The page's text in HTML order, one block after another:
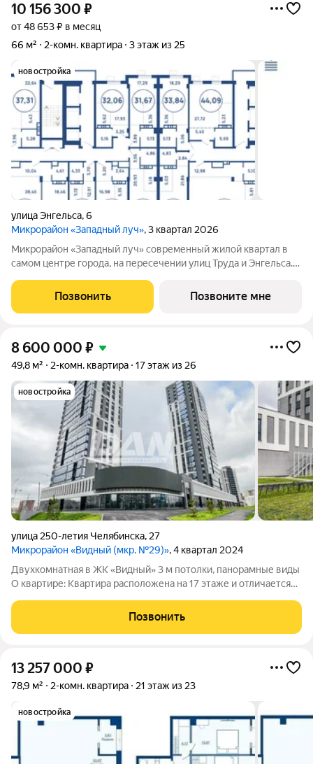
10 156 300 ₽
от 48 653 ₽ в месяц
66 м²
2-комн. квартира 3 этаж из 25
новостройка
улица Энгельса,6
Микрорайон «Западный луч», 3 квартал 2026
Микрорайон «Западный луч» современный жилой квартал в
самом центре города, на пересечении улиц Труда и Энгельса.
узнаваемый архитектурный облик и стали настоящим
украшением центральной части Челябинска.
Позвонить Позвоните мне
8 600 000 ₽
49,8 м² 2-комн. квартира 17 этаж из 26
новостройка
улица 250-летия Челябинска, 27
Микрорайон «Видный (мкр. №29)», 4 квартал 2024
Двухкомнатная в ЖК «Видный» 3 м потолки, панорамные виды
О квартире: Квартира расположена на 17 этаже и отличается
во внутренний двор, так и на город, обеспечивая панорамный
обзор. Высота
Позвонить
13 257 000 ₽
78,9 м² 2-комн. квартира 21 этаж из 23
новостройка